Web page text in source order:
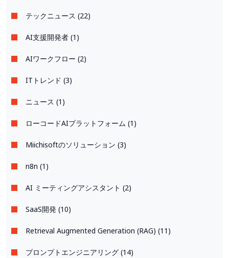
テックニュース (22)
AI支援開発者 (1)
AIワークフロー (2)
ITトレンド (3)
ニュース (1)
ローコードAIプラットフォーム (1)
Miichisoftのソリューション (3)
n8n (1)
AI ミーティングアシスタント (2)
SaaS開発 (10)
Retrieval Augmented Generation (RAG) (11)
プロンプトエンジニアリング (14)